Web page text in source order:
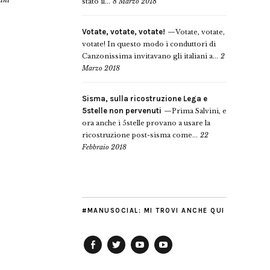
Votate, votate, votate!
Votate, votate,
votate! In questo modo i conduttori di
Canzonissima invitavano gli italiani a... 2
Marzo 2018
Sisma, sulla ricostruzione Lega e
5stelle non pervenuti
Prima Salvini, e
ora anche i 5stelle provano a usare la
ricostruzione post-sisma come... 22
Febbraio 2018
#MANUSOCIAL: MI TROVI ANCHE QUI